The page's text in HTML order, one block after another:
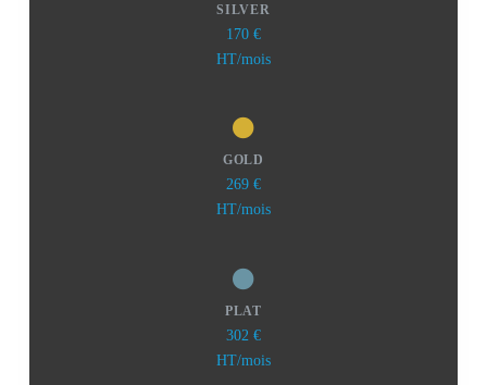
SILVER
170 €
HT/mois
GOLD
269 €
HT/mois
PLAT
302 €
HT/mois